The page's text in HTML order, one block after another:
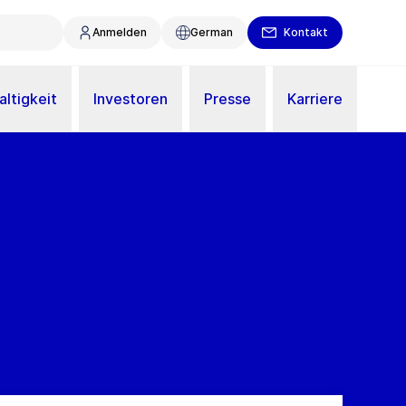
Anmelden German Kontakt
Investoren Presse Karriere